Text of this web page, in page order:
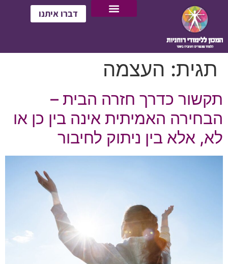
דברו איתנו
תגית: העצמה
תקשור כדרך חזרה הבית –
הבחירה האמיתית אינה בין כן או
לא, אלא בין ניתוק לחיבור